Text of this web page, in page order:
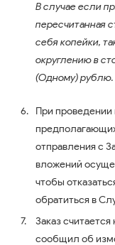
В случае если
пересчитанная
себя копейки,
округлению в
(Одному) рублю.
При проведении
отправления с
вложений
чтобы
обратиться в
Заказ
сообщил об